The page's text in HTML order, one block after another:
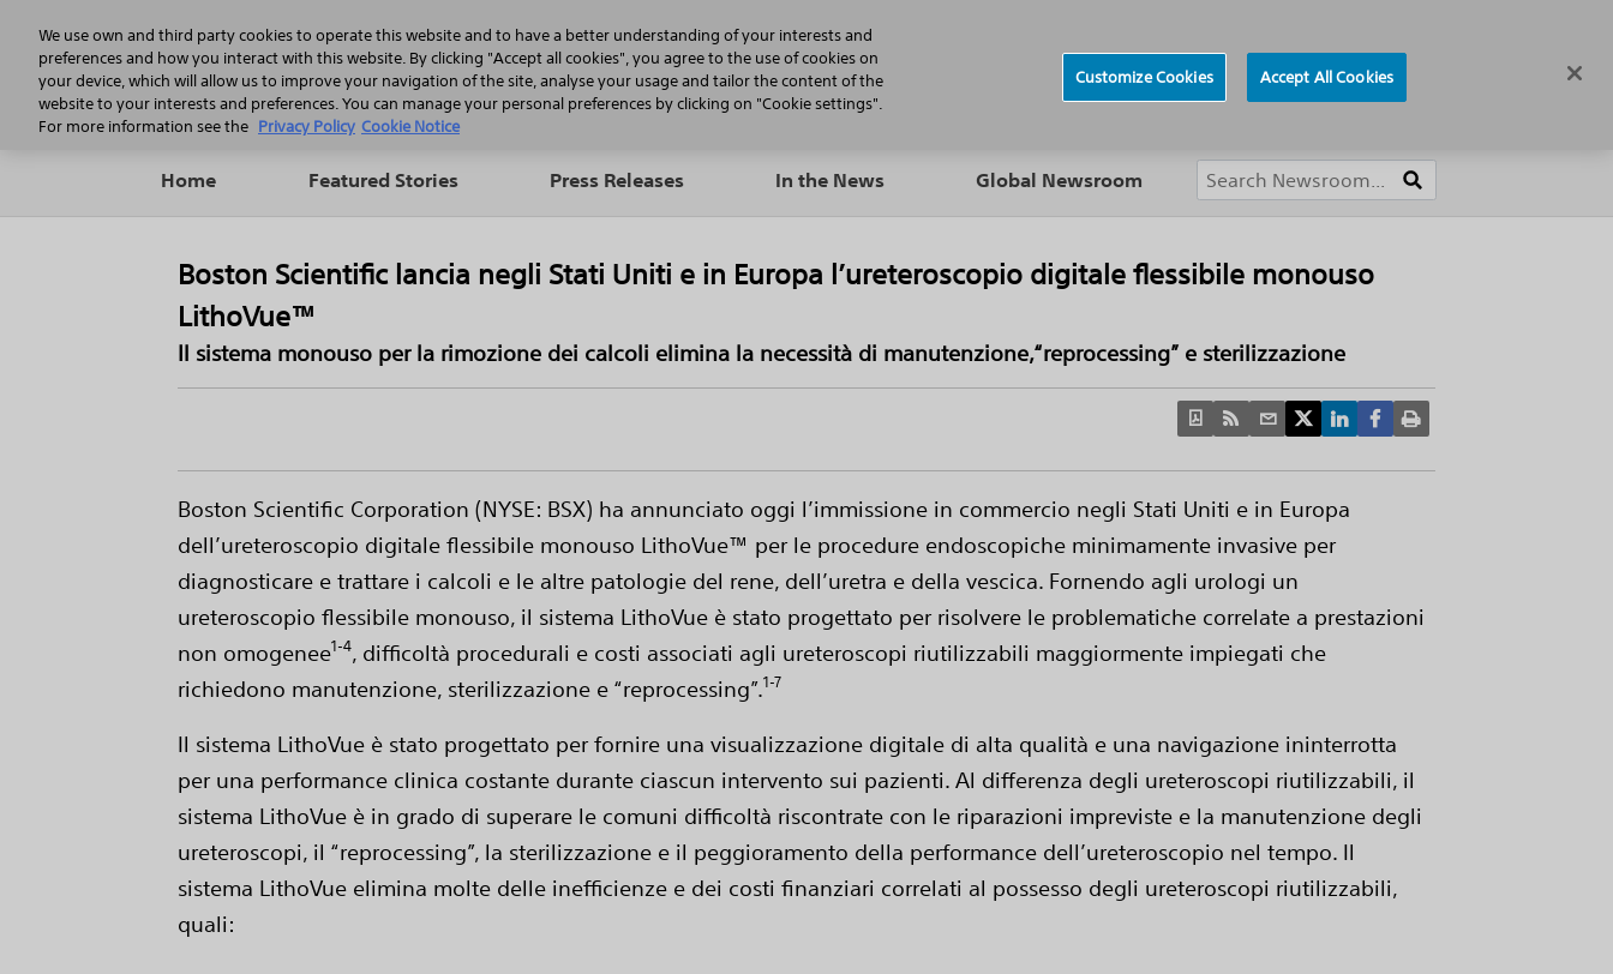
Professionals Patients Products
Home Featured Stories Press Releases In the News Global Newsroom
Boston Scientific lancia negli Stati Uniti e in Europa l’ureteroscopio digitale flessibile monouso
LithoVue™
Il sistema monouso per la rimozione dei calcoli elimina la necessità di manutenzione,“reprocessing” e sterilizzazione
Boston Scientific Corporation (NYSE: BSX) ha annunciato oggi l’immissione in commercio negli Stati Uniti e in Europa
dell’ureteroscopio digitale flessibile monouso LithoVue™ per le procedure endoscopiche minimamente invasive per
diagnosticare e trattare i calcoli e le altre patologie del rene, dell’uretra e della vescica. Fornendo agli urologi un
ureteroscopio flessibile monouso, il sistema LithoVue è stato progettato per risolvere le problematiche correlate a prestazioni
non omogenee1-4, difficoltà procedurali e costi associati agli ureteroscopi riutilizzabili maggiormente impiegati che
richiedono manutenzione, sterilizzazione e “reprocessing”.1-7
Il sistema LithoVue è stato progettato per fornire una visualizzazione digitale di alta qualità e una navigazione ininterrotta
per una performance clinica costante durante ciascun intervento sui pazienti. Al differenza degli ureteroscopi riutilizzabili, il
sistema LithoVue è in grado di superare le comuni difficoltà riscontrate con le riparazioni impreviste e la manutenzione degli
ureteroscopi, il “reprocessing”, la sterilizzazione e il peggioramento della performance dell’ureteroscopio nel tempo. Il
sistema LithoVue elimina molte delle inefficienze e dei costi finanziari correlati al possesso degli ureteroscopi riutilizzabili,
quali:
We use own and third party cookies to operate this website and to have a better understanding of your interests and
preferences and how you interact with this website. By clicking "Accept all cookies", you agree to the use of cookies on
your device, which will allow us to improve your navigation of the site, analyse your usage and tailor the content of the
website to your interests and preferences. You can manage your personal preferences by clicking on "Cookie settings".
For more information see the Privacy Policy Cookie Notice
Customize Cookies Accept All Cookies